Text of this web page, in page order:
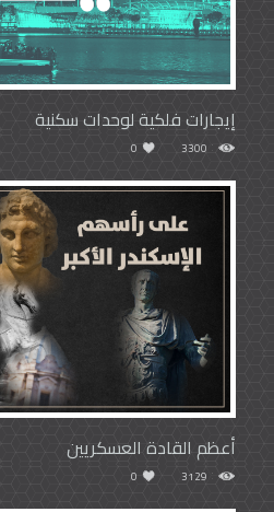
إيجارات فلكية لوحدات سكنية
3300
0
أعظم القادة العسكريين
3129
0